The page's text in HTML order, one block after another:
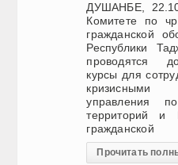
ДУШАНБЕ,
Комитете по
гражданской
Республики
проводятся
курсы для
кризисными
управления
территорий и
гражданской
Прочитать